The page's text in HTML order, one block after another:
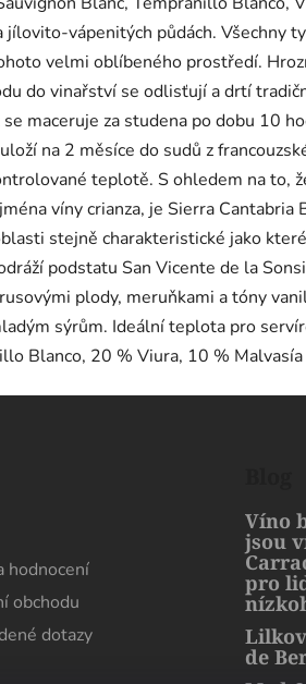
vápenitých půdách. Všechny
velmi oblíbeného prostředí.
do vinařství se odlisťují a drtí
maceruje za studena po dobu 10
na 2 měsíce do sudů z
teplotě. S ohledem na to,
víny crianza, je Sierra Cantabria
stejně charakteristické jako
podstatu San Vicente de la
plody, meruňkami a tóny
sýrům. Ideální teplota pro
Blanco, 20 % Viura, 10 % Malvasía
hodnocení
obchodu
dotazy
Víno
jsou
pro
de